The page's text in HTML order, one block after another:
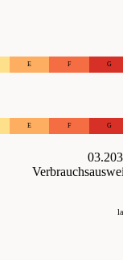
E F G
E F G